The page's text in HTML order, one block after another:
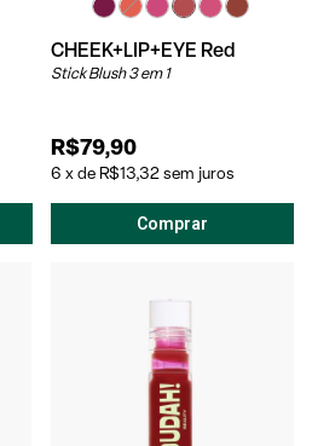
CHEEK+LIP+EYE Red
Stick Blush 3 em 1
R$79,90
6 xde R$13,32sem juros